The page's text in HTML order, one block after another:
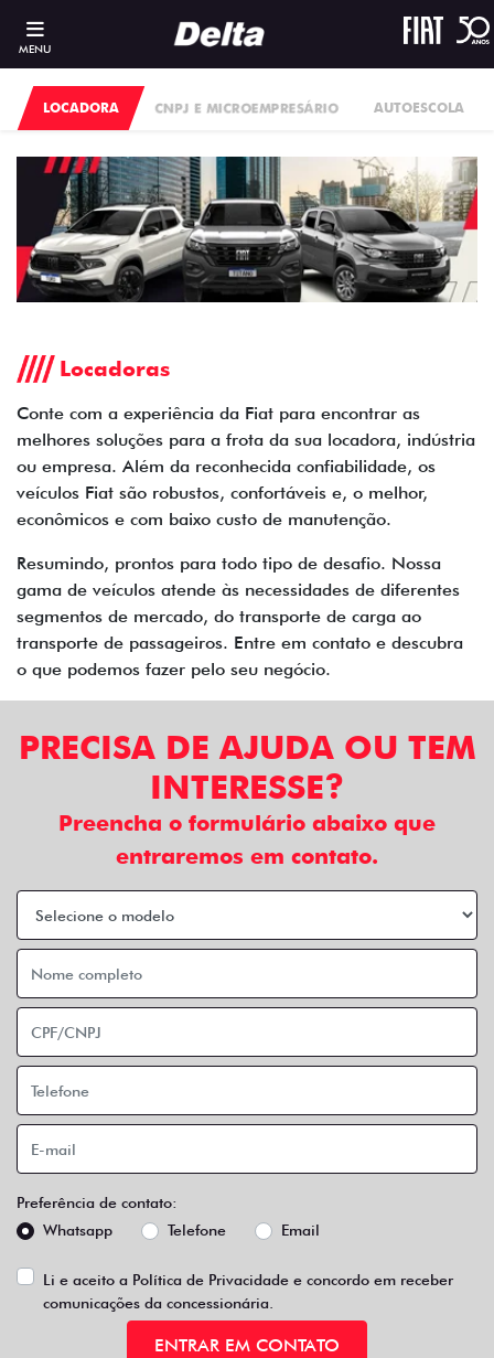
MENU
CNPJ E MICROEMPRESÁRIO AUTOESCOLA
LOCADORA
Locadoras
Conte com a experiência da Fiat para encontrar as
melhores soluções para a frota da sua locadora, indústria
ou empresa. Além da reconhecida confiabilidade, os
veículos Fiat são robustos, confortáveis e, o melhor,
econômicos e com baixo custo de manutenção.
Resumindo, prontos para todo tipo de desafio. Nossa
gama de veículos atende às necessidades de diferentes
segmentos de mercado, do transporte de carga ao
transporte de passageiros. Entre em contato e descubra
o que podemos fazer pelo seu negócio.
PRECISA DE AJUDA OU TEM
INTERESSE?
Preencha o formulário abaixo que
entraremos em contato.
Preferência de contato:
Whatsapp
Telefone Email
Li e aceito a Política de Privacidade e concordo em receber
comunicações da concessionária.
ENTRAR EM CONTATO